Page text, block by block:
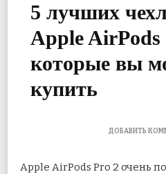
5 лучших
Apple AirPods
которые вы
купить
ДОБАВИТЬ
Apple AirPods Pro 2 очень